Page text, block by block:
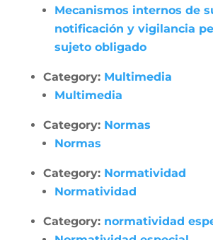
Mecanismos internos de
notificación y vigilancia
sujeto obligado
Category: Multimedia
Multimedia
Category: Normas
Normas
Category: Normatividad
Normatividad
Category: normatividad